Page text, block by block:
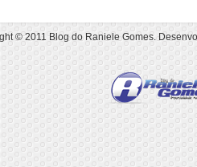
© 2011Blog do Raniele Gomes.